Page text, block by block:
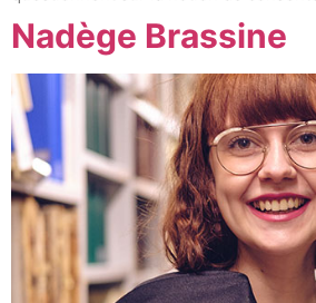
Nadège Brassine